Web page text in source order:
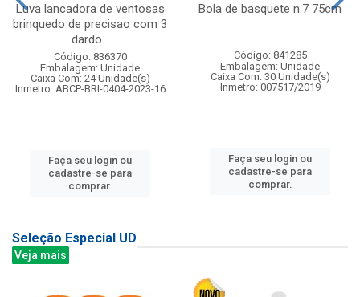
Luva lancadora de ventosas
brinquedo de precisao com 3
dardo...
Código: 836370
Embalagem: Unidade
Caixa Com: 24 Unidade(s)
Inmetro: ABCP-BRI-0404-2023-16
Faça seu login ou
cadastre-se para
comprar.
Bola de basquete n.7 75cm
Código: 841285
Embalagem: Unidade
Caixa Com: 30 Unidade(s)
Inmetro: 007517/2019
Faça seu login ou
cadastre-se para
comprar.
Seleção Especial UD
Veja mais